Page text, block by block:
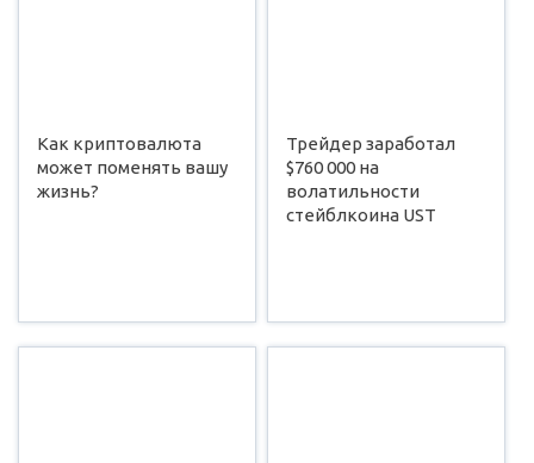
Как криптовалюта
может поменять вашу
жизнь?
Трейдер заработал
$760 000 на
волатильности
стейблкоина UST